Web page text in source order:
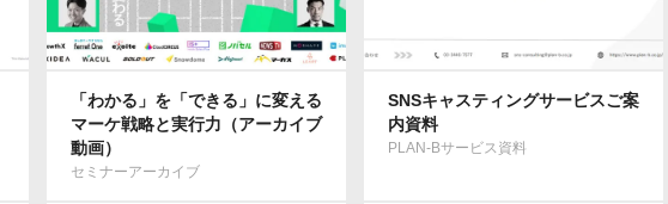
「わかる」を「できる」に変える
マーケ戦略と実行力（アーカイブ
動画）
セミナーアーカイブ
SNSキャスティングサービスご案
内資料
PLAN-Bサービス資料